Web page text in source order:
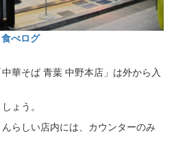
食べログ
華そば 青葉 中野本店」は外から入
ょう。
らしい店内には、カウンターのみ